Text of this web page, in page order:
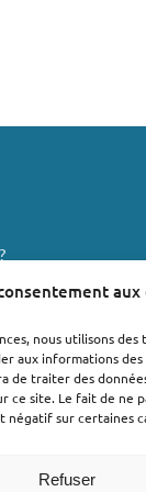
aux
nous utilisons des
aux informations
de traiter des
ce site. Le fait de ne
sur certaines
Refuser